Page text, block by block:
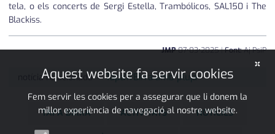
tela, o els concerts de Sergi Estella, Trambólicos, SAL150 i The
Blackiss.
JMP07•03•2025|Font:Aj PsiP
notícia relacionada Tapa'n'Birra amb pluja
TAPA BIRRA ACTIVITATS NOTÍCIES
×
Aquest website fa servir cookies
Fem servir les cookies per a assegurar que li donem la
millor experiència de navegació al nostre website.